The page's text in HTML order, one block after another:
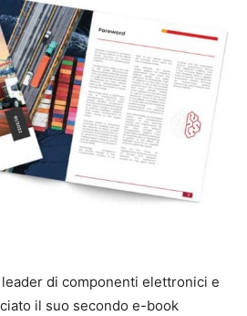
di componenti elettronici e
il suo secondo e-book